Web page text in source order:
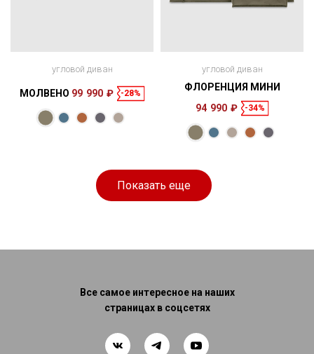
Размеры
угловой диван
МОЛВЕНО 99 990 ₽ -28%
Размеры
см
Спальное
угловой диван
ФЛОРЕНЦИЯ МИНИ
94 990 ₽
-34%
Показать еще
Все самое интересное на наших
страницах в соцсетях